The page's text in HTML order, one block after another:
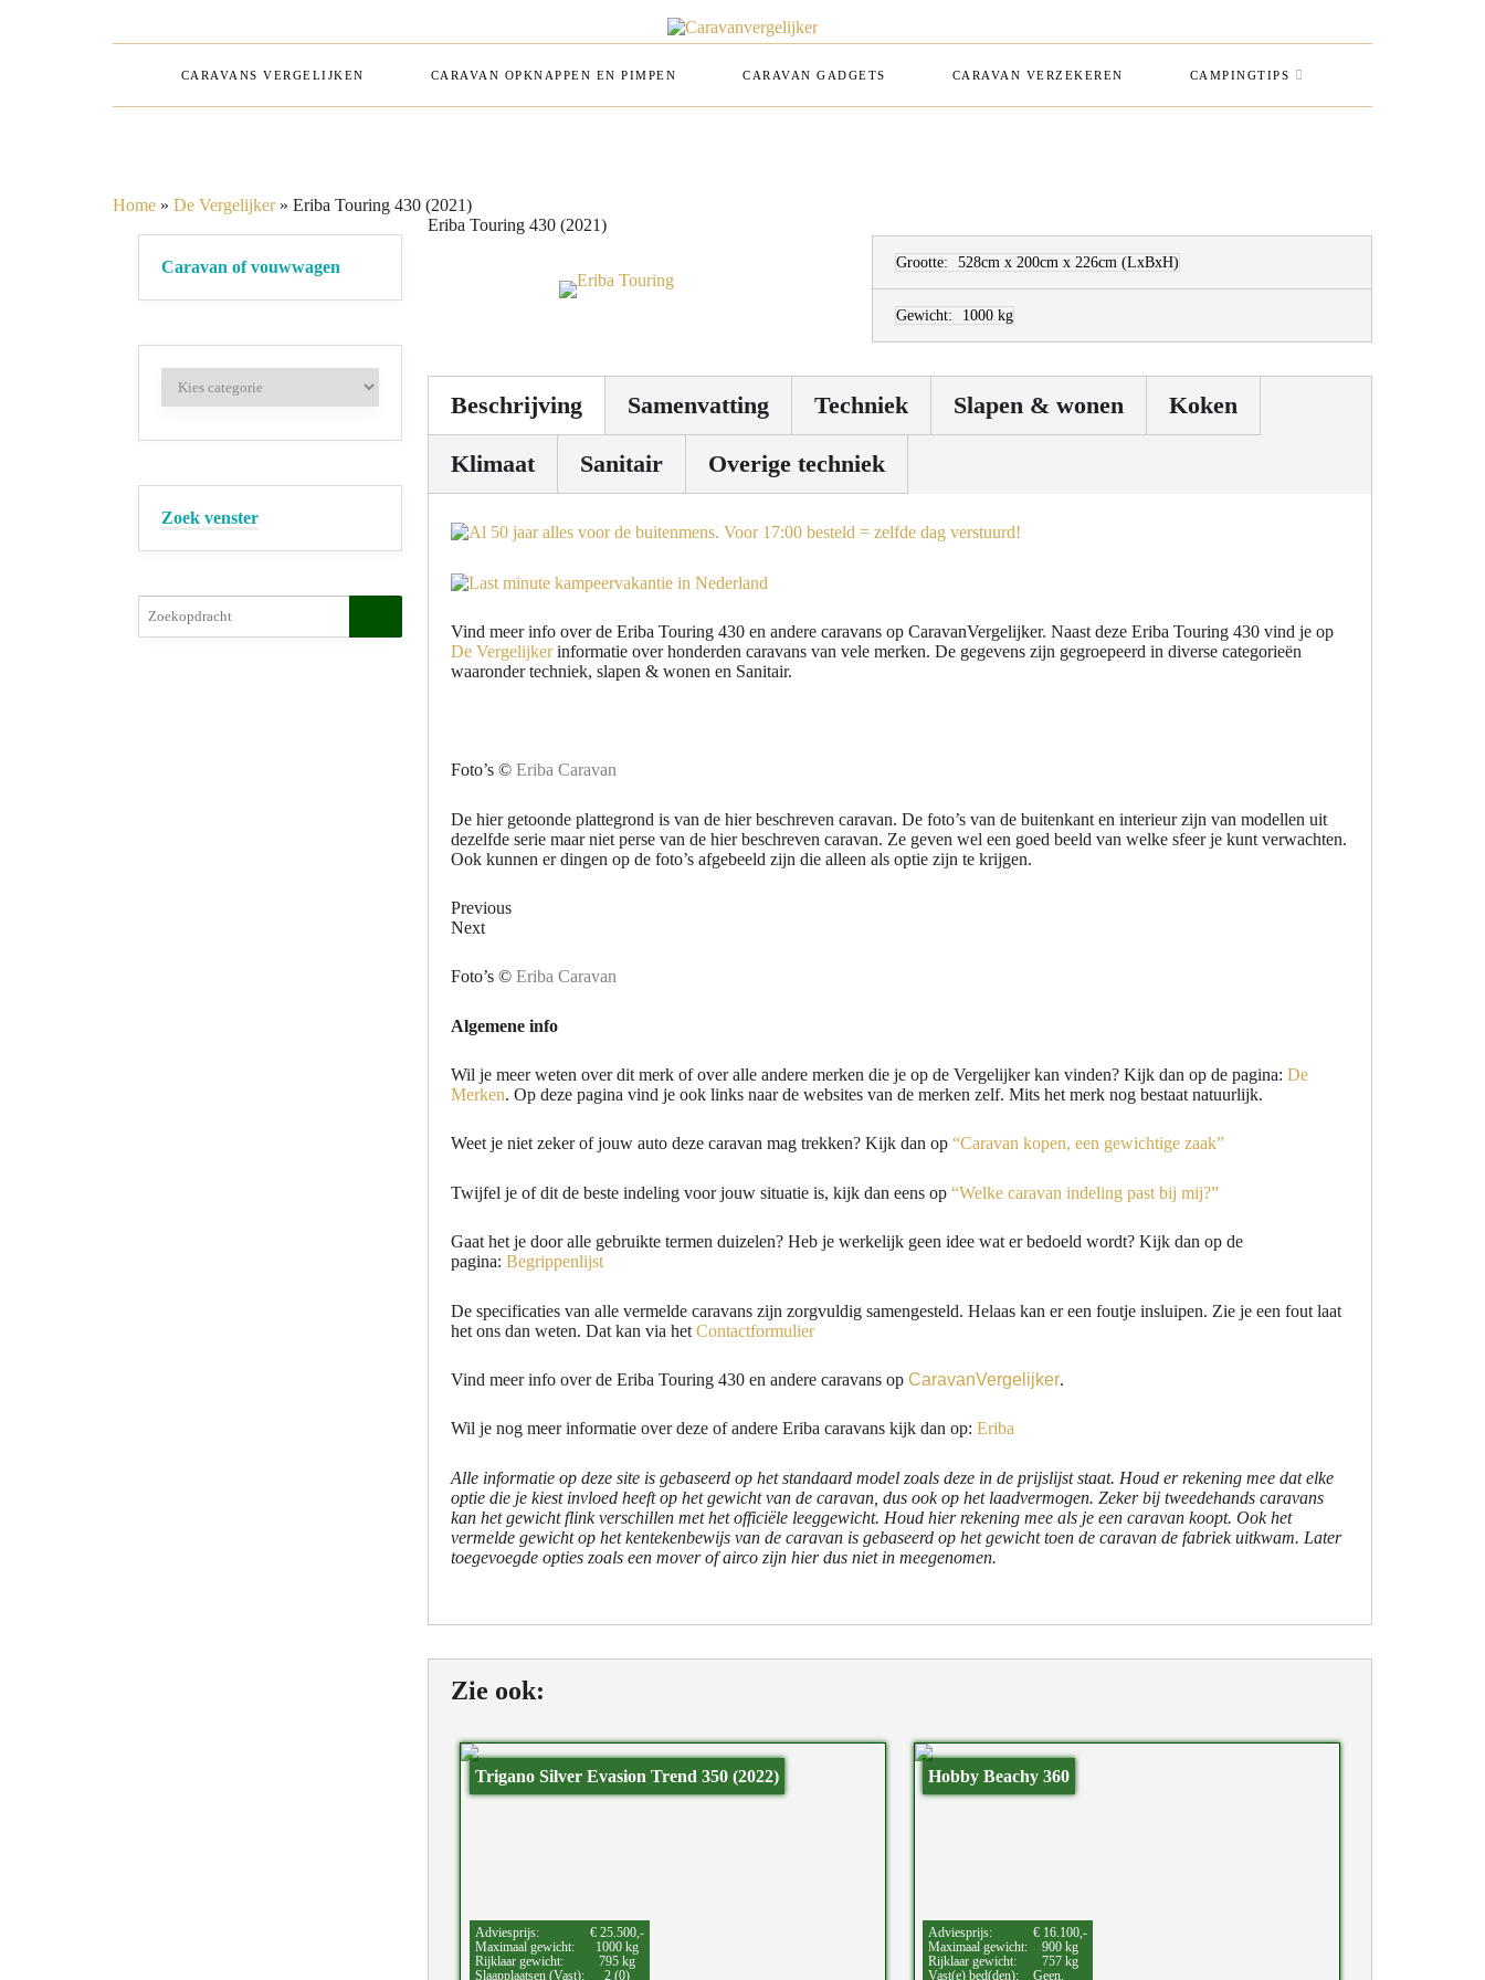
CARAVANS VERGELIJKEN CARAVAN OPKNAPPEN EN PIMPEN CARAVAN GADGETS CARAVAN VERZEKEREN CAMPINGTIPS
Home » De Vergelijker» Eriba Touring 430 (2021)
Eriba Touring 430 (2021)
Grootte: 528cm x 200cm x 226cm (LxBxH)
Gewicht: 1000 kg
Beschrijving Samenvatting Techniek Slapen & wonen Koken
Klimaat Sanitair Overige techniek
Vind meer info over de Eriba Touring 430 en andere caravans op CaravanVergelijker. Naast deze Eriba Touring 430 vind je op
De Vergelijkerinformatie over honderden caravans van vele merken. De gegevens zijn gegroepeerd in diverse categorieën
waaronder techniek, slapen & wonen en Sanitair.
Foto’s © Eriba Caravan
De hier getoonde plattegrond is van de hier beschreven caravan. De foto’s van de buitenkant en interieur zijn van modellen uit
dezelfde serie maar niet perse van de hier beschreven caravan. Ze geven wel een goed beeld van welke sfeer je kunt verwachten.
Ook kunnen er dingen op de foto’s afgebeeld zijn die alleen als optie zijn te krijgen.
Previous
Next
Foto’s © Eriba Caravan
Algemene info
Wil je meer weten over dit merk of over alle andere merken die je op de Vergelijker kan vinden? Kijk dan op de pagina: De
Merken. Op deze pagina vind je ook links naar de websites van de merken zelf. Mits het merk nog bestaat natuurlijk.
Weet je niet zeker of jouw auto deze caravan mag trekken? Kijk dan op “Caravan kopen, een gewichtige zaak”
Twijfel je of dit de beste indeling voor jouw situatie is, kijk dan eens op “Welke caravan indeling past bij mij?”
Gaat het je door alle gebruikte termen duizelen? Heb je werkelijk geen idee wat er bedoeld wordt? Kijk dan op de
pagina: Begrippenlijst
De specificaties van alle vermelde caravans zijn zorgvuldig samengesteld. Helaas kan er een foutje insluipen. Zie je een fout laat
het ons dan weten. Dat kan via het Contactformulier
Vind meer info over de Eriba Touring 430 en andere caravans op CaravanVergelijker.
Wil je nog meer informatie over deze of andere Eriba caravans kijk dan op: Eriba
Alle informatie op deze site is gebaseerd op het standaard model zoals deze in de prijslijst staat. Houd er rekening mee dat elke
optie die je kiest invloed heeft op het gewicht van de caravan, dus ook op het laadvermogen. Zeker bij tweedehands caravans
kan het gewicht flink verschillen met het officiële leeggewicht. Houd hier rekening mee als je een caravan koopt. Ook het
vermelde gewicht op het kentekenbewijs van de caravan is gebaseerd op het gewicht toen de caravan de fabriek uitkwam. Later
toegevoegde opties zoals een mover of airco zijn hier dus niet in meegenomen.
Zie ook:
Trigano Silver Evasion Trend 350 (2022)
Adviesprijs:
€ 25.500,-
Maximaal gewicht:
1000 kg
Rijklaar gewicht:
795 kg
Slaapplaatsen (Vast):
2 (0)
Hobby Beachy 360
Adviesprijs:
€ 16.100,-
Maximaal gewicht:
900 kg
Rijklaar gewicht:
757 kg
Vast(e) bed(den):
Geen.
Caravan of vouwwagen
Zoek venster